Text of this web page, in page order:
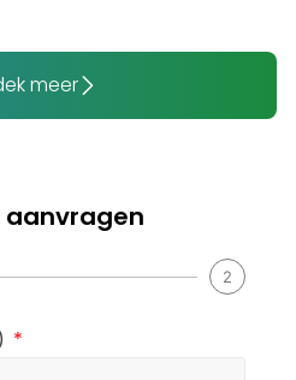
meer
2